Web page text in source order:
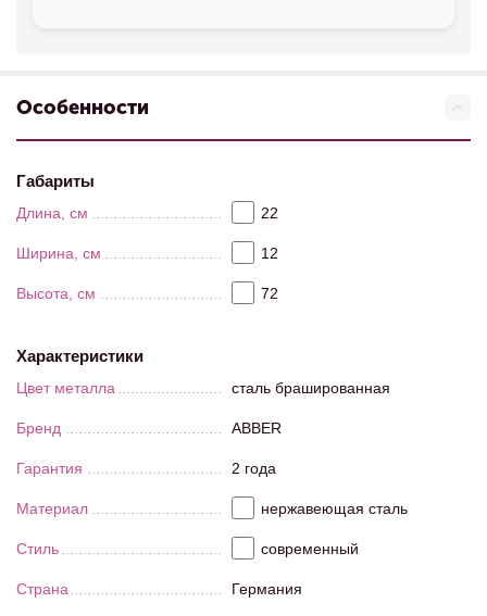
Особенности
Габариты
Длина, см 22
Ширина, см 12
Высота, см 72
Характеристики
Цвет металла сталь брашированная
Бренд ABBER
Гарантия 2 года
Материал нержавеющая сталь
Стиль современный
Страна Германия